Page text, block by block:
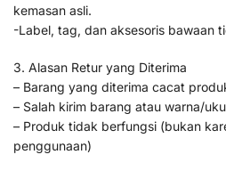
kemasan asli.
-Label, tag, dan aksesoris bawaan
3. Alasan Retur yang Diterima
– Barang yang diterima cacat
– Salah kirim barang atau warna/
– Produk tidak berfungsi (bukan
penggunaan)